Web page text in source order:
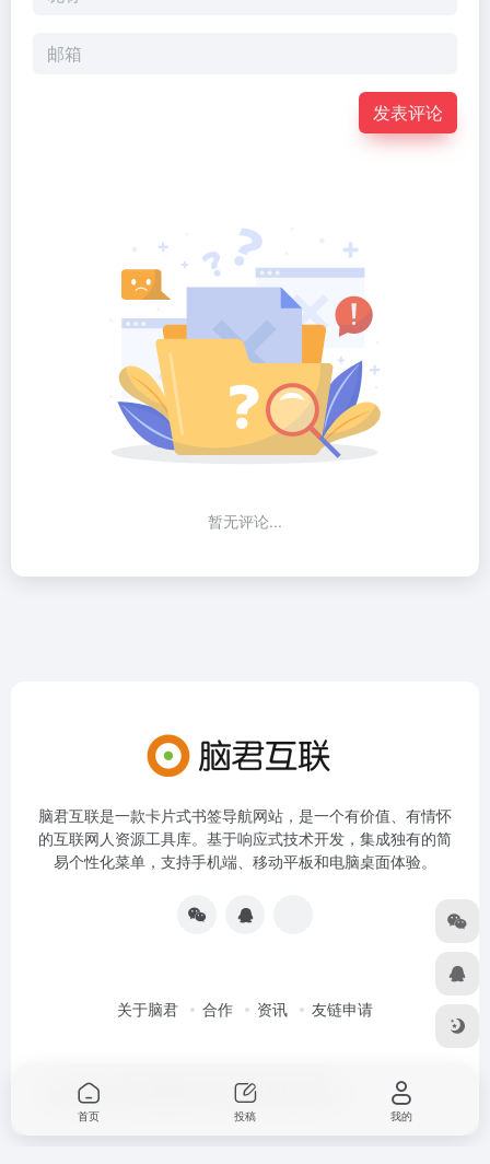
发表评论
暂无评论...
脑君互联是一款卡片式书签导航网站，是一个有价值、有情怀
的互联网人资源工具库。基于响应式技术开发，集成独有的简
易个性化菜单，支持手机端、移动平板和电脑桌面体验。
关于脑君 合作 资讯 友链申请
Copyright © 2026 京ICP备19022836号-4
首页 投稿 我的